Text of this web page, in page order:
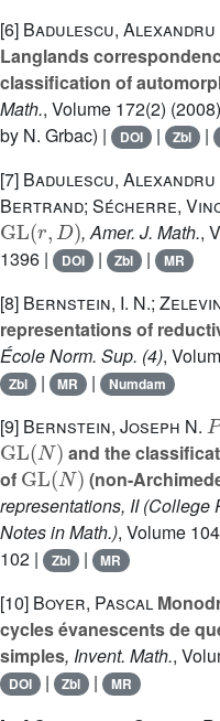
[6] Badulescu, Alexandru
Langlands
classification of
Math., Volume 172(2)
by N. Grbac) |
DOI | Zbl |
[7] Badulescu, Alexandru
Bertrand; Sécherre,
GL(r,D)
, Amer. J. Math.,
1396 |
DOI | Zbl | MR
[8] Bernstein, I. N.;
representations of
École Norm. Sup. (4),
Zbl | MR | Numdam
[9] Bernstein, Joseph N.
GL(N)
and the
of
GL(N)
(non-
representations, II (College
Notes in Math.), Volume
102 |
Zbl | MR
[10] Boyer, Pascal
cycles évanescents de
simples, Invent. Math.,
DOI | Zbl | MR